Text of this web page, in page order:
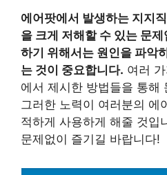
에어팟에서 발생하는 지지
을 크게 저해할 수 있는 문
하기 위해서는 원인을 파악
는 것이 중요합니다. 여러
에서 제시한 방법들을 통해
그러한 노력이 여러분의 에
적하게 사용하게 해줄 것입
문제없이 즐기길 바랍니다!